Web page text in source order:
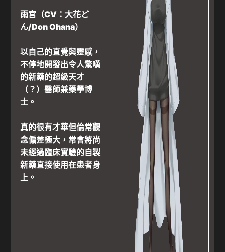
雨宮（CV：大花ど
ん/Don Ohana）
以自己的直覺與靈感，
不停地開發出令人驚嘆
的新藥的超級天才
（？）醫師兼藥學博
士。
真的很有才華但倫常觀
念偏差極大，常會將尚
未經過臨床實驗的自製
新藥直接使用在患者身
上。